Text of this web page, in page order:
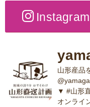
山形産品
▼ #山形
オンライ